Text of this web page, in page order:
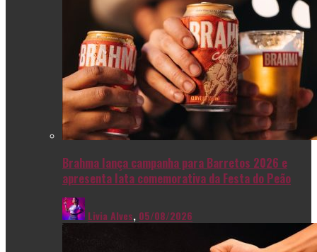
Brahma lança campanha para Barretos 2026 e
apresenta lata comemorativa da Festa do Peão
Livia Alves, 05/08/2026